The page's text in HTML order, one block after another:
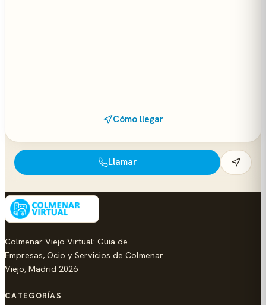
Cómo llegar
Llamar
Colmenar Viejo Virtual: Guia de
Empresas, Ocio y Servicios de Colmenar
Viejo, Madrid 2026
CATEGORÍAS